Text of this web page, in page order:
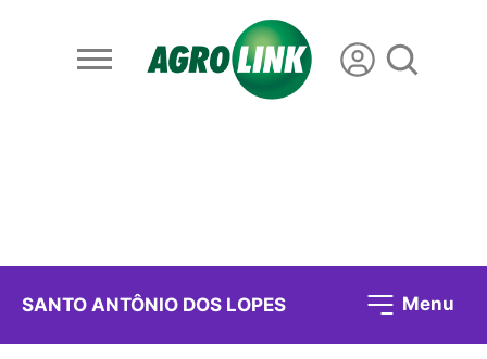
SANTO ANTÔNIO DOS LOPES Menu